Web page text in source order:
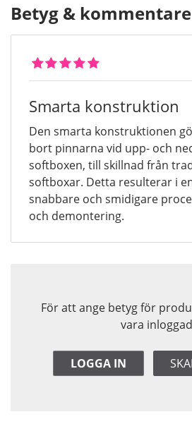
Betyg &
För att ange betyg för
vara
LOGGA IN
Smarta konstruktion
Den smarta konstruktionen
bort pinnarna vid upp- och
softboxen, till skillnad från
softboxar. Detta resulterar i
snabbare och smidigare
och demontering.